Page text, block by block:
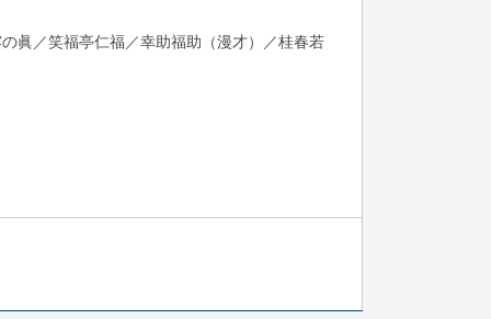
眞／笑福亭仁福／幸助福助（漫才）／桂春若